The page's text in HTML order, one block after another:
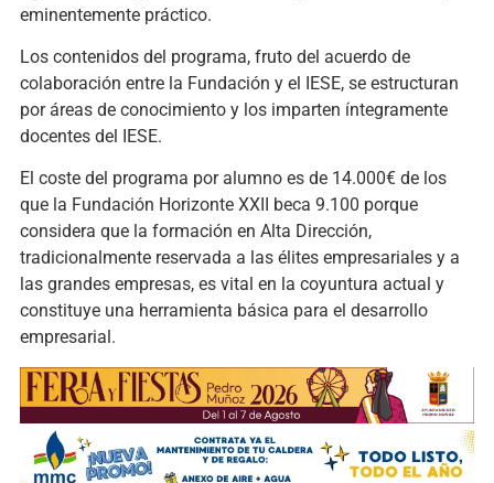
eminentemente práctico.
Los contenidos del programa, fruto del acuerdo de
colaboración entre la Fundación y el IESE, se estructuran
por áreas de conocimiento y los imparten íntegramente
docentes del IESE.
El coste del programa por alumno es de 14.000€ de los
que la Fundación Horizonte XXII beca 9.100 porque
considera que la formación en Alta Dirección,
tradicionalmente reservada a las élites empresariales y a
las grandes empresas, es vital en la coyuntura actual y
constituye una herramienta básica para el desarrollo
empresarial.